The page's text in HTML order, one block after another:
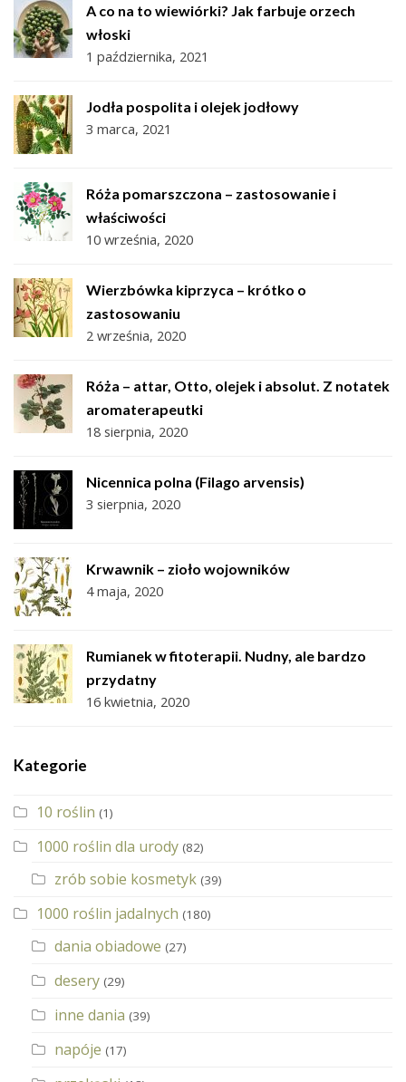
A co na to wiewiórki? Jak farbuje orzech
włoski
1 października, 2021
Jodła pospolita i olejek jodłowy
3 marca, 2021
Róża pomarszczona – zastosowanie i
właściwości
10 września, 2020
Wierzbówka kiprzyca – krótko o
zastosowaniu
2 września, 2020
Róża – attar, Otto, olejek i absolut. Z notatek
aromaterapeutki
18 sierpnia, 2020
Nicennica polna (Filago arvensis)
3 sierpnia, 2020
Krwawnik – zioło wojowników
4 maja, 2020
Rumianek w fitoterapii. Nudny, ale bardzo
przydatny
16 kwietnia, 2020
Kategorie
10 roślin (1)
1000 roślin dla urody (82)
zrób sobie kosmetyk (39)
1000 roślin jadalnych (180)
dania obiadowe (27)
desery (29)
inne dania (39)
napóje (17)